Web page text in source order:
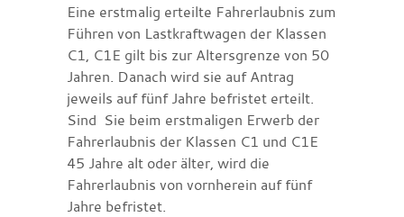
Eine erstmalig erteilte Fahrerlaubnis zum
Führen von Lastkraftwagen der Klassen
C1, C1E gilt bis zur Altersgrenze von 50
Jahren. Danach wird sie auf Antrag
jeweils auf fünf Jahre befristet erteilt.
Sind Sie beim erstmaligen Erwerb der
Fahrerlaubnis der Klassen C1 und C1E
45 Jahre alt oder älter, wird die
Fahrerlaubnis von vornherein auf fünf
Jahre befristet.